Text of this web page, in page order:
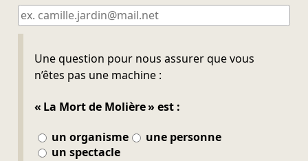
Une question pour nous assurer que vous
n’êtes pas une machine :
« La Mort de Molière » est :
un organisme
une personne
un spectacle
Ne pas remplir